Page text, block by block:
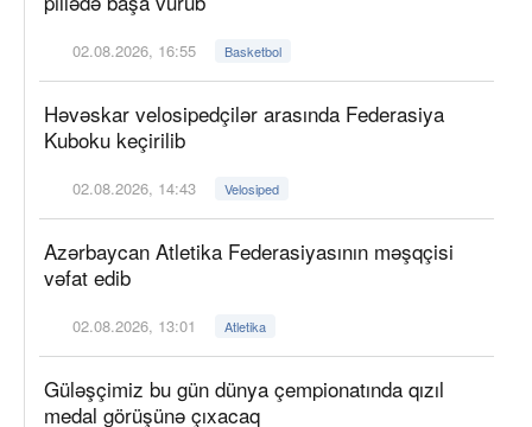
02.08.2026, 16:55 Basketbol
Həvəskar velosipedçilər arasında Federasiya
Kuboku keçirilib
02.08.2026, 14:43 Velosiped
Azərbaycan Atletika Federasiyasının məşqçisi
vəfat edib
02.08.2026, 13:01 Atletika
Güləşçimiz bu gün dünya çempionatında qızıl
medal görüşünə çıxacaq